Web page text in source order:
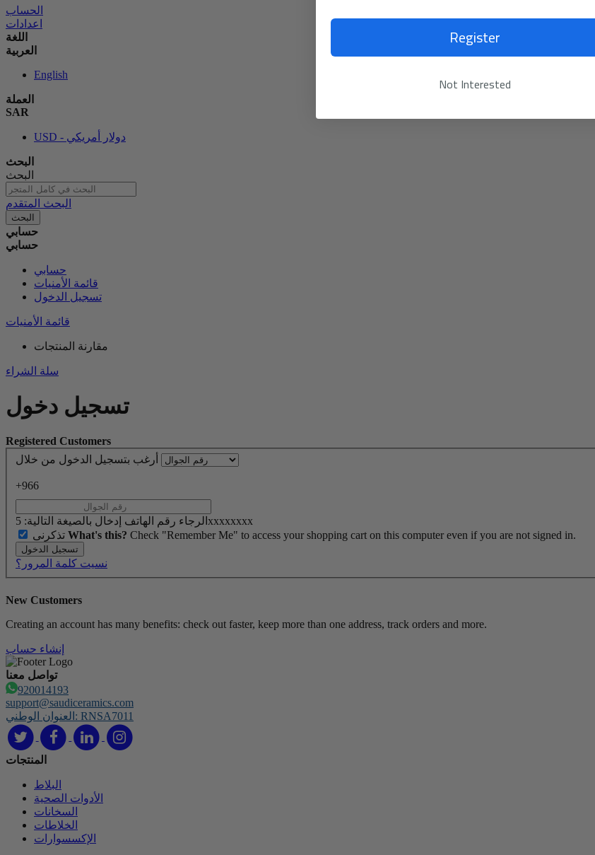
الحساب
اعدادات
اللغة
العربية
English
العملة
SAR
USD - دولار أمريكي
البحث
البحث
البحث المتقدم
البحث
حسابي
حسابي
حسابي
قائمة الأمنيات
تسجيل الدخول
قائمة الأمنيات
مقارنة المنتجات
سلة الشراء
تسجيل دخول
Registered Customers
أرغب بتسجيل الدخول من خلال
+966
الرجاء رقم الهاتف إدخال بالصيغة التالية: 5xxxxxxxx
تذكرنى What's this? Check "Remember Me" to access your shopping cart on this computer even if you are not signed in.
تسجيل الدخول
نسيت كلمة المرور؟
New Customers
Creating an account has many benefits: check out faster, keep more than one address, track orders and more.
إنشاء حساب
تواصل معنا
920014193
support@saudiceramics.com
العنوان الوطني: RNSA7011
المنتجات
البلاط
الأدوات الصحية
السخانات
الخلاطات
الإكسسوارات
Register
Not Interested